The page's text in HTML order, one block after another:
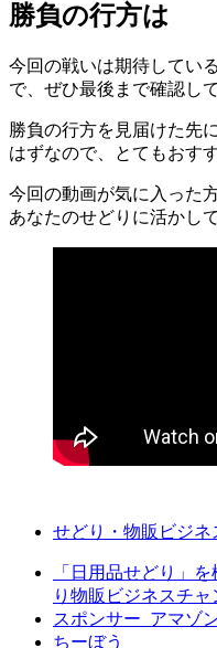
勝負の行方は
今回の戦いは期待してい
で、ぜひ最後まで確認し
勝負の行方を見届けた先
はずなので、とてもおす
今回の動画が気に入った
あなたのせどりに活かし
せどり・物販ビジネ
「日用品せどり」
り物販ビジネスチャ
スポンサー_アマゾ
ちーぼう